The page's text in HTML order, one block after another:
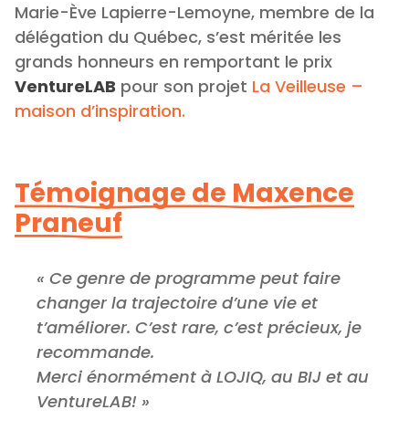
Marie-Ève Lapierre-Lemoyne, membre de la
délégation du Québec, s’est méritée les
grands honneurs en remportant le prix
VentureLAB pour son projet La Veilleuse –
maison d’inspiration.
Témoignage de Maxence
Praneuf
« Ce genre de programme peut faire
changer la trajectoire d’une vie et
t’améliorer. C’est rare, c’est précieux, je
recommande.
Merci énormément à LOJIQ, au BIJ et au
VentureLAB! »